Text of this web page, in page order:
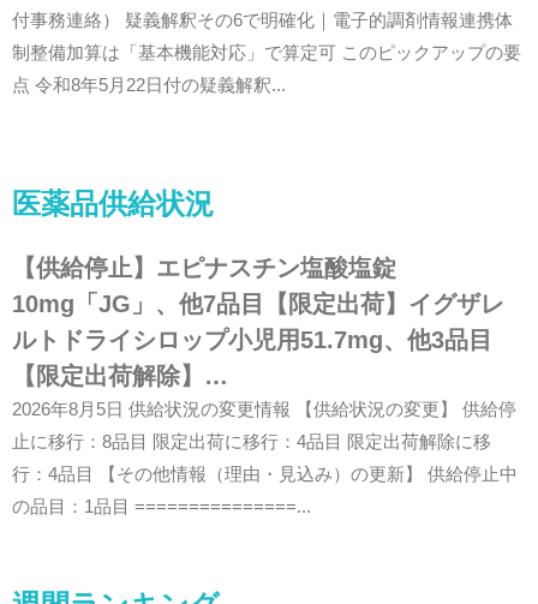
付事務連絡） 疑義解釈その6で明確化｜電子的調剤情報連携体
制整備加算は「基本機能対応」で算定可 このピックアップの要
点 令和8年5月22日付の疑義解釈...
医薬品供給状況
【供給停止】エピナスチン塩酸塩錠
10mg「JG」、他7品目【限定出荷】イグザレ
ルトドライシロップ小児用51.7mg、他3品目
【限定出荷解除】…
2026年8月5日 供給状況の変更情報 【供給状況の変更】 供給停
止に移行：8品目 限定出荷に移行：4品目 限定出荷解除に移
行：4品目 【その他情報（理由・見込み）の更新】 供給停止中
の品目：1品目 ===============...